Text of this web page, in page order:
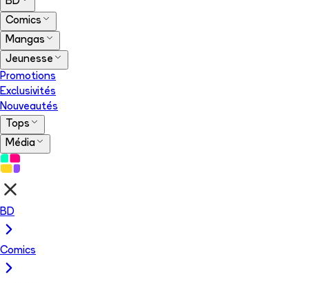
Comics
Mangas
Jeunesse
Promotions
Exclusivités
Nouveautés
Tops
Média
BD
Comics